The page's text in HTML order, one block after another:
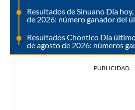
Resultados de Sinuano Día
de 2026: número ganador del
Resultados Chontico Día
de agosto de 2026: números
PUBLICIDAD